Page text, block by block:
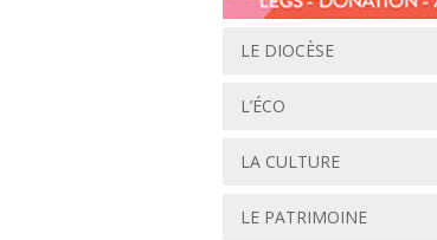
LE DIOCÈSE
L’ÉCO
LA CULTURE
LE PATRIMOINE